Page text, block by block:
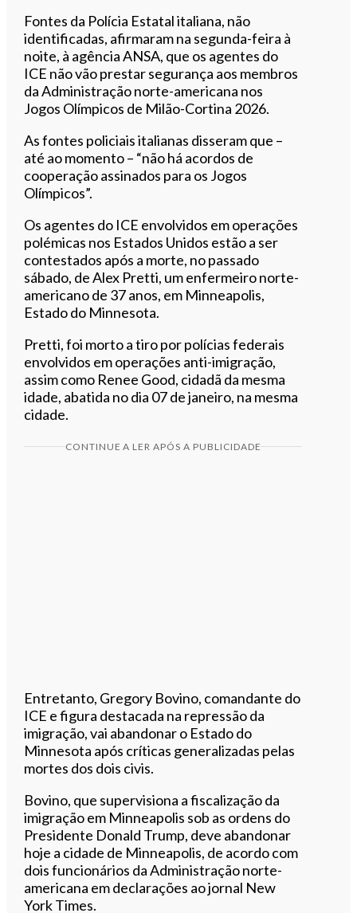
Fontes da Polícia Estatal italiana, não
identificadas, afirmaram na segunda-feira à
noite, à agência ANSA, que os agentes do
ICE não vão prestar segurança aos membros
da Administração norte-americana nos
Jogos Olímpicos de Milão-Cortina 2026.
As fontes policiais italianas disseram que –
até ao momento – “não há acordos de
cooperação assinados para os Jogos
Olímpicos”.
Os agentes do ICE envolvidos em operações
polémicas nos Estados Unidos estão a ser
contestados após a morte, no passado
sábado, de Alex Pretti, um enfermeiro norte-
americano de 37 anos, em Minneapolis,
Estado do Minnesota.
Pretti, foi morto a tiro por polícias federais
envolvidos em operações anti-imigração,
assim como Renee Good, cidadã da mesma
idade, abatida no dia 07 de janeiro, na mesma
cidade.
CONTINUE A LER APÓS A PUBLICIDADE
Entretanto, Gregory Bovino, comandante do
ICE e figura destacada na repressão da
imigração, vai abandonar o Estado do
Minnesota após críticas generalizadas pelas
mortes dos dois civis.
Bovino, que supervisiona a fiscalização da
imigração em Minneapolis sob as ordens do
Presidente Donald Trump, deve abandonar
hoje a cidade de Minneapolis, de acordo com
dois funcionários da Administração norte-
americana em declarações ao jornal New
York Times.